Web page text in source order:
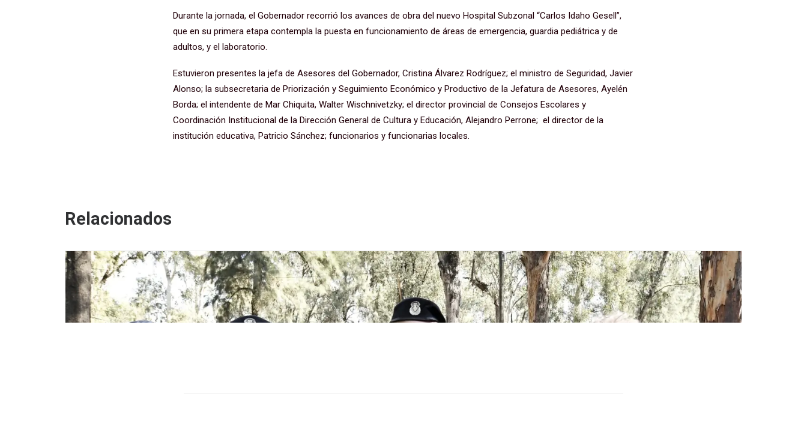
Durante la jornada, el Gobernador recorrió los avances de obra del nuevo Hospital Subzonal “Carlos Idaho Gesell”,
que en su primera etapa contempla la puesta en funcionamiento de áreas de emergencia, guardia pediátrica y de
adultos, y el laboratorio.
Estuvieron presentes la jefa de Asesores del Gobernador, Cristina Álvarez Rodríguez; el ministro de Seguridad, Javier
Alonso; la subsecretaria de Priorización y Seguimiento Económico y Productivo de la Jefatura de Asesores, Ayelén
Borda; el intendente de Mar Chiquita, Walter Wischnivetzky; el director provincial de Consejos Escolares y
Coordinación Institucional de la Dirección General de Cultura y Educación, Alejandro Perrone; el director de la
institución educativa, Patricio Sánchez; funcionarios y funcionarias locales.
Relacionados